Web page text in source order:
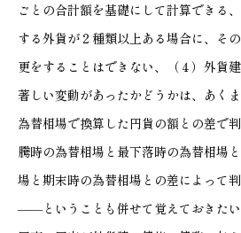
ごとの合計額を基礎にして計算できる
する外貨が２種類以上ある場合に、そ
更をすることはできない、（４）外貨
著しい変動があったかどうかは、あく
為替相場で換算した円貨の額との差で
騰時の為替相場と最下落時の為替相場
場と期末時の為替相場との差によって
――ということも併せて覚えておきたい